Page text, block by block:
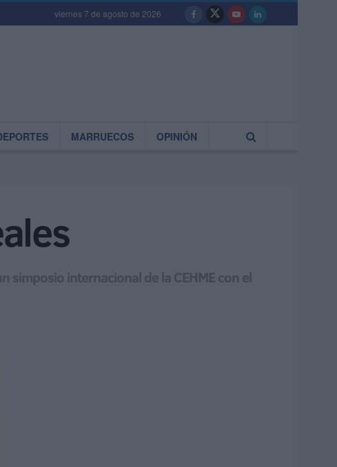
viernes 7 de agosto de 2026
MARRUECOS OPINIÓN
internacional de la CEHME con el